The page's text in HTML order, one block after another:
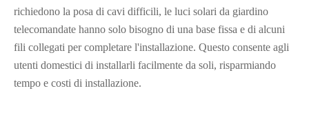
richiedono la posa di cavi difficili, le luci solari da giardino
telecomandate hanno solo bisogno di una base fissa e di alcuni
fili collegati per completare l'installazione. Questo consente agli
utenti domestici di installarli facilmente da soli, risparmiando
tempo e costi di installazione.